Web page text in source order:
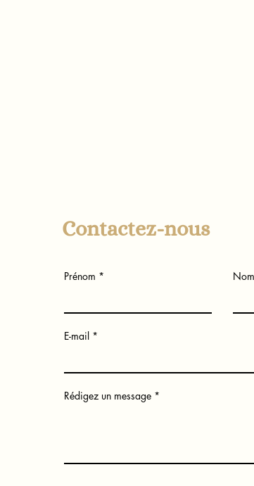
Contactez-nous
Prénom
E-mail
Rédigez un message